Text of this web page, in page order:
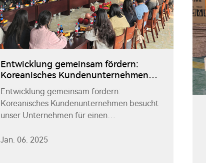
Entwicklung gemeinsam fördern:
Koreanisches Kundenunternehmen
besucht unser Unternehmen für
einen Austauschbesuch
Entwicklung gemeinsam fördern:
Koreanisches Kundenunternehmen besucht
unser Unternehmen für einen
Unternehmen eine Gruppe besonderer
Jan. 06. 2025